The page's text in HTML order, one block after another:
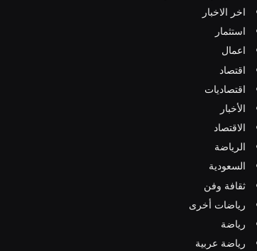
اخر الاخبار
استثمار
اعمال
اقتصاد
اقتصاديات
الأخبار
الاقتصاد
الرياضة
السعودية
ثقافة وفن
رياضات أخرى
رياضة
رياضة عربية